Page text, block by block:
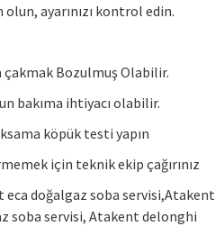
ayarınızı kontrol edin.
çakmak Bozulmuş Olabilir.
bakıma ihtiyacı olabilir.
köpük testi yapın
için teknik ekip çağırınız
doğalgaz soba servisi,Atakent
soba servisi, Atakent delonghi